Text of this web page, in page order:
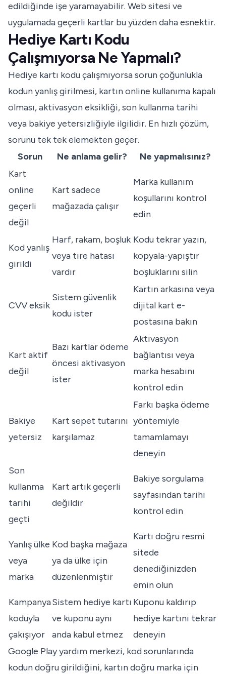
edildiğinde işe yaramayabilir. Web sitesi ve
uygulamada geçerli kartlar bu yüzden daha esnektir.
Hediye Kartı Kodu
Çalışmıyorsa Ne Yapmalı?
Hediye kartı kodu çalışmıyorsa sorun çoğunlukla
kodun yanlış girilmesi, kartın online kullanıma kapalı
olması, aktivasyon eksikliği, son kullanma tarihi
veya bakiye yetersizliğiyle ilgilidir. En hızlı çözüm,
sorunu tek tek elemekten geçer.
Sorun
Ne anlama gelir?
Ne yapmalısınız?
Kart
online
geçerli
değil
Kart sadece
mağazada çalışır
Marka kullanım
koşullarını kontrol
edin
Kod yanlış
girildi
Harf, rakam, boşluk
veya tire hatası
vardır
Kodu tekrar yazın,
kopyala-yapıştır
boşluklarını silin
CVV eksik
Sistem güvenlik
kodu ister
Kartın arkasına veya
dijital kart e-
postasına bakın
Kart aktif
değil
Bazı kartlar ödeme
öncesi aktivasyon
ister
Aktivasyon
bağlantısı veya
marka hesabını
kontrol edin
Bakiye
yetersiz
Kart sepet tutarını
karşılamaz
Farkı başka ödeme
yöntemiyle
tamamlamayı
deneyin
Son
kullanma
tarihi
geçti
Kart artık geçerli
değildir
Bakiye sorgulama
sayfasından tarihi
kontrol edin
Yanlış ülke
veya
marka
Kod başka mağaza
ya da ülke için
düzenlenmiştir
Kartı doğru resmi
sitede
denediğinizden
emin olun
Kampanya
koduyla
çakışıyor
Sistem hediye kartı
ve kuponu aynı
anda kabul etmez
Kuponu kaldırıp
hediye kartını tekrar
deneyin
Google Play yardım merkezi, kod sorunlarında
kodun doğru girildiğini, kartın doğru marka için